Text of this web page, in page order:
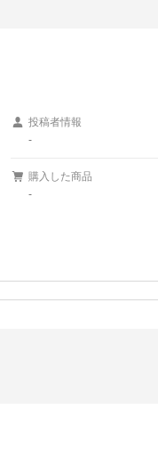
投稿者情報
-
購入した商品
-